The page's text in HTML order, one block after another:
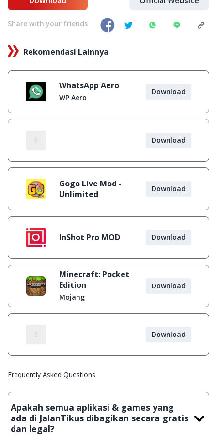
Share with your friends
Rekomendasi Lainnya
WhatsApp Aero
WP Aero
Download
Download
Gogo Live Mod -
Unlimited
Download
InShot Pro MOD Download
Minecraft: Pocket
Edition
Mojang
Download
Download
Frequently Asked Questions
Apakah semua aplikasi & games yang
ada di JalanTikus dibagikan secara gratis
dan legal?